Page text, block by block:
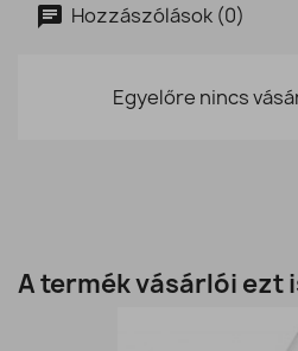
Hozzászólások (0)
Egyelőre nincs
A termék vásárlói ezt